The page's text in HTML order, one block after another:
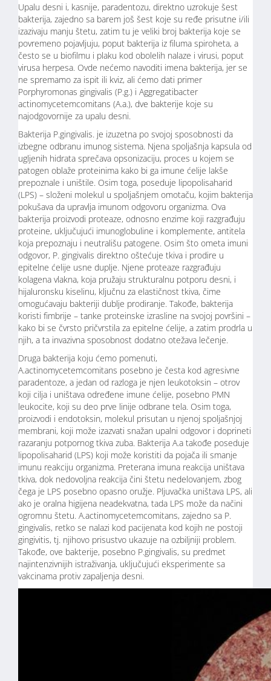
Upalu desni i, kasnije, paradentozu, direktno uzrokuje šest
bakterija, zajedno sa barem još šest koje su ređe prisutne i/ili
izazivaju manju štetu, zatim tu je veliki broj bakterija koje se
povremeno pojavljuju, poput bakterija iz filuma spiroheta, a
često se u biofilmu i plaku kod obolelih nalaze i virusi, poput
virusa herpesa. Ovde nećemo navoditi imena bakterija, jer se
ne spremamo za ispit ili kviz, ali ćemo dati primer
Porphyromonas gingivalis (P.g.) i Aggregatibacter
actinomycetemcomitans (A.a.), dve bakterije koje su
najodgovornije za upalu desni.
Bakterija P.gingivalis. je izuzetna po svojoj sposobnosti da
izbegne odbranu imunog sistema. Njena spoljašnja kapsula od
ugljenih hidrata sprečava opsonizaciju, proces u kojem se
patogen oblaže proteinima kako bi ga imune ćelije lakše
prepoznale i uništile. Osim toga, poseduje lipopolisaharid
(LPS) – složeni molekul u spoljašnjem omotaču, kojim bakterija
pokušava da upravlja imunom odgovoru organizma. Ova
bakterija proizvodi proteaze, odnosno enzime koji razgrađuju
proteine, uključujući imunoglobuline i komplemente, antitela
koja prepoznaju i neutrališu patogene. Osim što ometa imuni
odgovor, P. gingivalis direktno oštećuje tkiva i prodire u
epitelne ćelije usne duplje. Njene proteaze razgrađuju
kolagena vlakna, koja pružaju strukturalnu potporu desni, i
hijaluronsku kiselinu, ključnu za elastičnost tkiva, čime
omogućavaju bakteriji dublje prodiranje. Takođe, bakterija
koristi fimbrije – tanke proteinske izrasline na svojoj površini –
kako bi se čvrsto pričvrstila za epitelne ćelije, a zatim prodrla u
njih, a ta invazivna sposobnost dodatno otežava lečenje.
Druga bakterija koju ćemo pomenuti,
A.actinomycetemcomitans posebno je česta kod agresivne
paradentoze, a jedan od razloga je njen leukotoksin – otrov
koji cilja i uništava određene imune ćelije, posebno PMN
leukocite, koji su deo prve linije odbrane tela. Osim toga,
proizvodi i endotoksin, molekul prisutan u njenoj spoljašnjoj
membrani, koji može izazvati snažan upalni odgovor i doprineti
razaranju potpornog tkiva zuba. Bakterija A.a takođe poseduje
lipopolisaharid (LPS) koji može koristiti da pojača ili smanje
imunu reakciju organizma. Preterana imuna reakcija uništava
tkiva, dok nedovoljna reakcija čini štetu nedelovanjem, zbog
čega je LPS posebno opasno oružje. Pljuvačka uništava LPS, ali
ako je oralna higijena neadekvatna, tada LPS može da načini
ogromnu štetu. A.actinomycetemcomitans, zajedno sa P.
gingivalis, retko se nalazi kod pacijenata kod kojih ne postoji
gingivitis, tj. njihovo prisustvo ukazuje na ozbiljniji problem.
Takođe, ove bakterije, posebno P.gingivalis, su predmet
najintenzivnijih istraživanja, uključujući eksperimente sa
vakcinama protiv zapaljenja desni.